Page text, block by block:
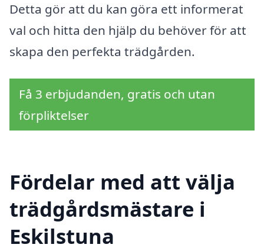
Detta gör att du kan göra ett informerat
val och hitta den hjälp du behöver för att
skapa den perfekta trädgården.
Få 3 erbjudanden, gratis och utan
förpliktelser
Fördelar med att välja
trädgårdsmästare i
Eskilstuna